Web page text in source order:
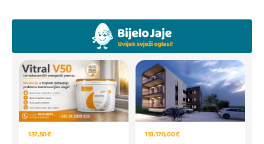
137,50 € 151.170,00 €